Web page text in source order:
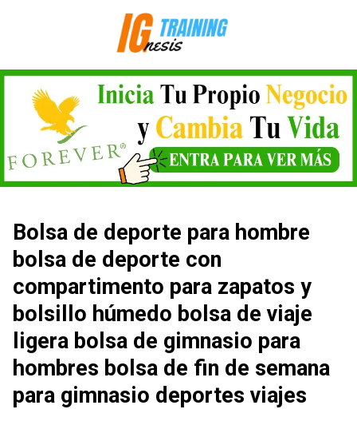
Bolsa de deporte para hombre
bolsa de deporte con
compartimento para zapatos y
bolsillo húmedo bolsa de viaje
ligera bolsa de gimnasio para
hombres bolsa de fin de semana
para gimnasio deportes viajes